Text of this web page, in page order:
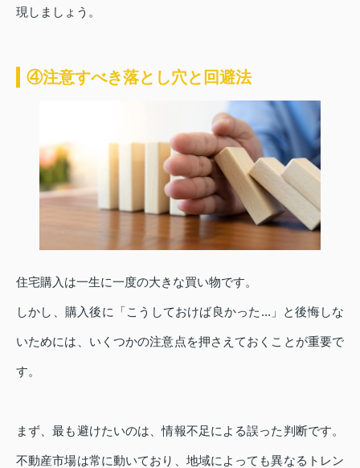
現しましょう。
④注意すべき落とし穴と回避法
住宅購入は一生に一度の大きな買い物です。
しかし、購入後に「こうしておけば良かった...」と後悔しな
いためには、いくつかの注意点を押さえておくことが重要で
す。
まず、最も避けたいのは、情報不足による誤った判断です。
不動産市場は常に動いており、地域によっても異なるトレン